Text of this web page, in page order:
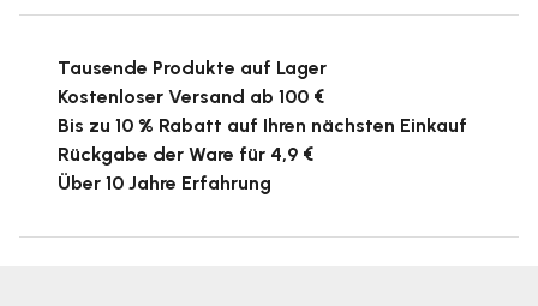
Tausende Produkte auf Lager
Kostenloser Versand ab 100 €
Bis zu 10 % Rabatt auf Ihren nächsten Einkauf
Rückgabe der Ware für 4,9 €
Über 10 Jahre Erfahrung